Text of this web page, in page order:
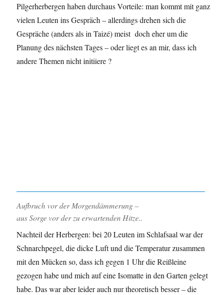
Pilgerherbergen haben durchaus Vorteile: man kommt mit ganz
vielen Leuten ins Gespräch – allerdings drehen sich die
Gespräche (anders als in Taizé) meist doch eher um die
Planung des nächsten Tages – oder liegt es an mir, dass ich
andere Themen nicht initiiere ?
Aufbruch vor der Morgendämmerung –
aus Sorge vor der zu erwartenden Hitze..
Nachteil der Herbergen: bei 20 Leuten im Schlafsaal war der
Schnarchpegel, die dicke Luft und die Temperatur zusammen
mit den Mücken so, dass ich gegen 1 Uhr die Reißleine
gezogen habe und mich auf eine Isomatte in den Garten gelegt
habe. Das war aber leider auch nur theoretisch besser – die